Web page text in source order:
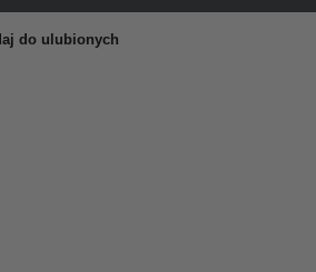
do ulubionych